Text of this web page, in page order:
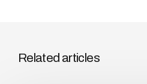
Related articles